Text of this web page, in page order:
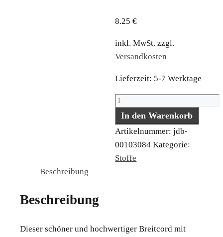
8.25€
inkl. MwSt. zzgl.
Versandkosten
Lieferzeit: 5-7 Werktage
Breidcord
stretch
altrosa
Menge
In den Warenkorb
Artikelnummer:jdb-
00103084 Kategorie:
Stoffe
Beschreibung
Beschreibung
Dieser schöner und hochwertiger Breitcord mit